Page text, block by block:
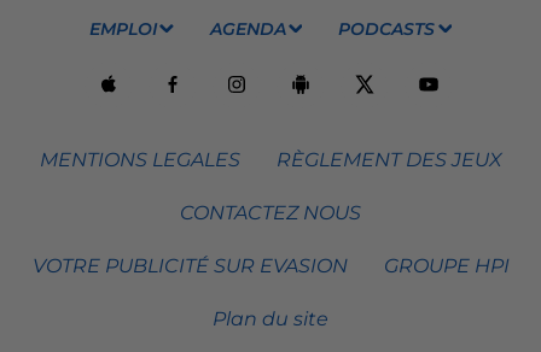
EMPLOI AGENDA PODCASTS
MENTIONS LEGALES RÈGLEMENT DES JEUX
CONTACTEZ NOUS
VOTRE PUBLICITÉ SUR EVASION GROUPE HPI
Plan du site